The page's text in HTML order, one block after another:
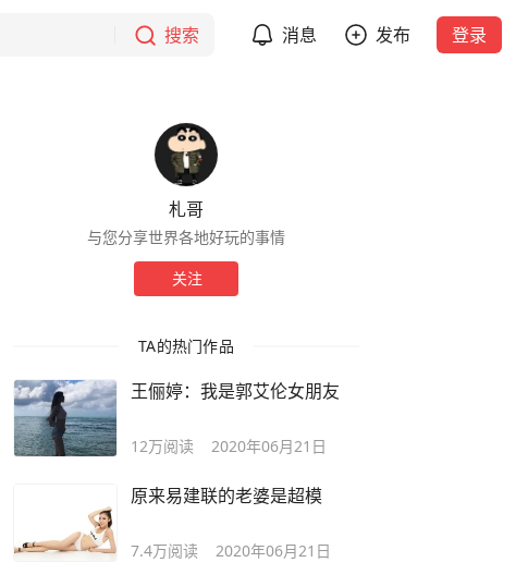
搜索 消息 发布 登录
札哥
与您分享世界各地好玩的事情
关注
TA的热门作品
王俪婷：我是郭艾伦女朋友
12万阅读 2020年06月21日
原来易建联的老婆是超模
7.4万阅读 2020年06月21日